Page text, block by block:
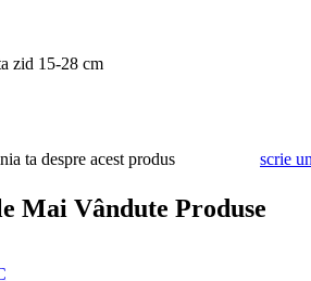
zid 15-28 cm
ta despre acest produs scrie
Mai Vândute Produse